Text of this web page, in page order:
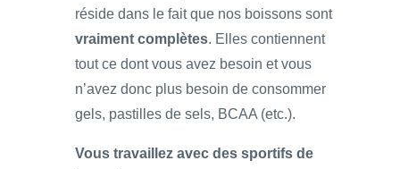
réside dans le fait que nos boissons sont
vraiment complètes. Elles contiennent
tout ce dont vous avez besoin et vous
n’avez donc plus besoin de consommer
gels, pastilles de sels, BCAA (etc.).
Vous travaillez avec des sportifs de